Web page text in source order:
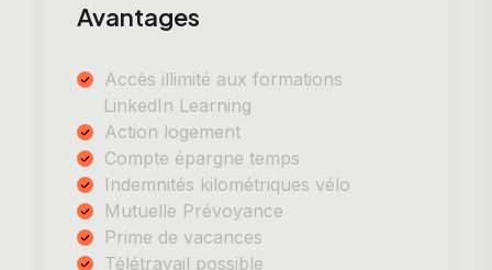
Avantages
Accès illimité aux formations
LinkedIn Learning
Action logement
Compte épargne temps
Indemnités kilométriques vélo
Mutuelle Prévoyance
Prime de vacances
Télétravail possible